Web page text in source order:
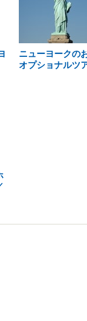
ニューヨークの
オプショナルツ